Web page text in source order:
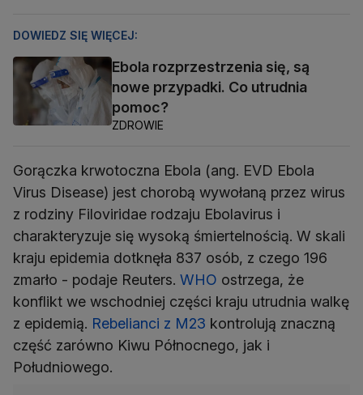
DOWIEDZ SIĘ WIĘCEJ:
Ebola rozprzestrzenia się, są
nowe przypadki. Co utrudnia
pomoc?
ZDROWIE
Gorączka krwotoczna Ebola (ang. EVD Ebola
Virus Disease) jest chorobą wywołaną przez wirus
z rodziny Filoviridae rodzaju Ebolavirus i
charakteryzuje się wysoką śmiertelnością. W skali
kraju epidemia dotknęła 837 osób, z czego 196
zmarło - podaje Reuters. WHO ostrzega, że ​​
konflikt we wschodniej części kraju utrudnia walkę
z epidemią. Rebelianci z M23 kontrolują znaczną
część zarówno Kiwu Północnego, jak i
Południowego.